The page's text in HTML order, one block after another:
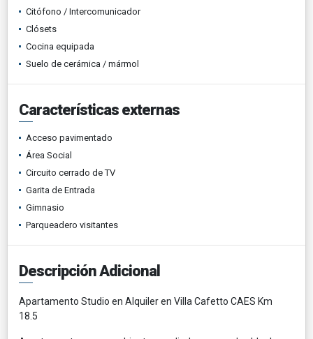
Citófono / Intercomunicador
Clósets
Cocina equipada
Suelo de cerámica / mármol
Características externas
Acceso pavimentado
Área Social
Circuito cerrado de TV
Garita de Entrada
Gimnasio
Parqueadero visitantes
Descripción Adicional
Apartamento Studio en Alquiler en Villa Cafetto CAES Km
18.5